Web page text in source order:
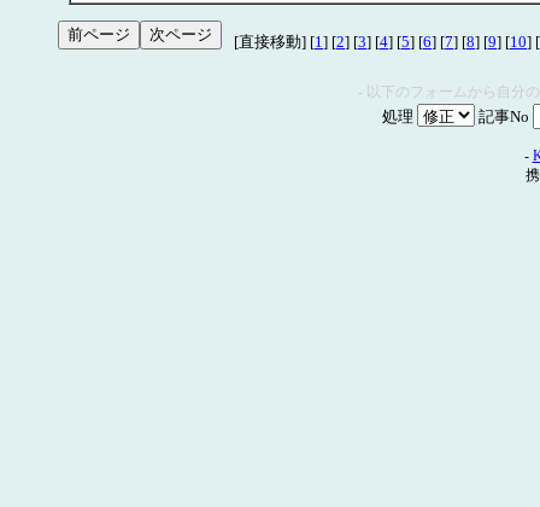
[直接移動] [1] [2] [3] [4] [5] [6] [7] [8] [9] [10] [
- 以下のフォームから自分
処理 記事No
-